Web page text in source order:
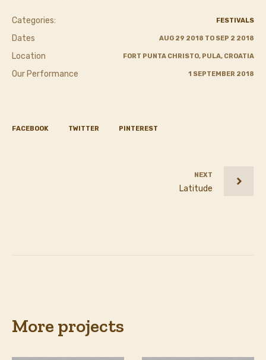
Categories: FESTIVALS
Dates AUG 29 2018 TO SEP 2 2018
Location FORT PUNTA CHRISTO, PULA, CROATIA
Our Performance 1 SEPTEMBER 2018
FACEBOOK TWITTER PINTEREST
NEXT
Latitude
More projects